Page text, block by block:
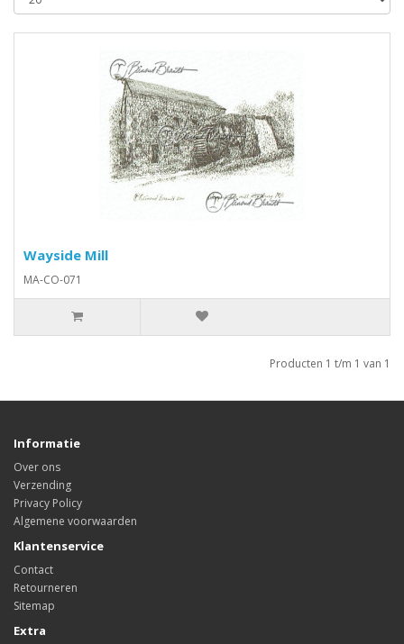
Wayside Mill
MA-CO-071
Producten 1 t/m 1 van 1
Informatie
Over ons
Verzending
Privacy Policy
Algemene voorwaarden
Klantenservice
Contact
Retourneren
Sitemap
Extra